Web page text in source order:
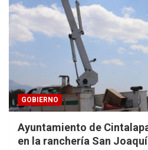
GOBIERNO
Ayuntamiento de
en la ranchería San